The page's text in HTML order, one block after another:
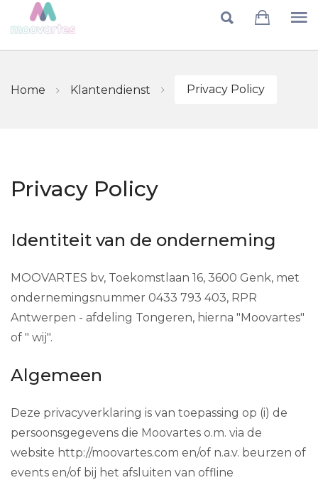
Skip to main content
Home Klantendienst Privacy Policy
Privacy Policy
Identiteit van de onderneming
MOOVARTES bv, Toekomstlaan 16, 3600 Genk, met
ondernemingsnummer 0433 793 403, RPR
Antwerpen - afdeling Tongeren, hierna "Moovartes"
of " wij".
Algemeen
Deze privacyverklaring is van toepassing op (i) de
persoonsgegevens die Moovartes o.m. via de
website http://moovartes.com en/of n.a.v. beurzen of
events en/of bij het afsluiten van offline